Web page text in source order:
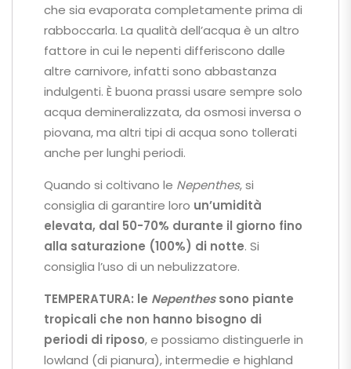
che sia evaporata completamente prima di
rabboccarla. La qualità dell’acqua è un altro
fattore in cui le nepenti differiscono dalle
altre carnivore, infatti sono abbastanza
indulgenti. È buona prassi usare sempre solo
acqua demineralizzata, da osmosi inversa o
piovana, ma altri tipi di acqua sono tollerati
anche per lunghi periodi.
Quando si coltivano le Nepenthes, si
consiglia di garantire loro un’umidità
elevata, dal 50-70% durante il giorno fino
alla saturazione (100%) di notte. Si
consiglia l’uso di un nebulizzatore.
TEMPERATURA: le Nepenthessono piante
tropicali che non hanno bisogno di
periodi di riposo, e possiamo distinguerle in
lowland (di pianura), intermedie e highland